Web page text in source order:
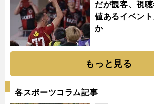
だが観客、視
値あるイベン
か
もっと見る
各スポーツコラム記事